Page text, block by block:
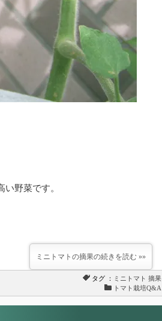
野菜です。
ミニトマトの摘果の続きを読む »»
タグ ： ミニトマト 摘果
トマト栽培Q&A